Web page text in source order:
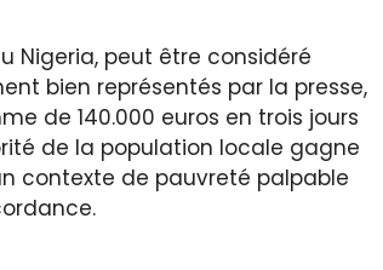
Nigeria, peut être considéré
bien représentés par la presse,
de 140.000 euros en trois jours
de la population locale gagne
contexte de pauvreté palpable